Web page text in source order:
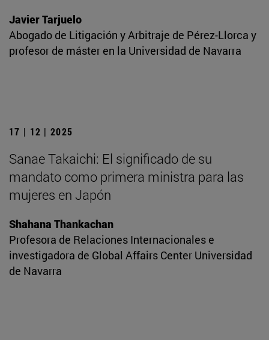
Javier Tarjuelo
Abogado de Litigación y Arbitraje de Pérez-Llorca y
profesor de máster en la Universidad de Navarra
17 | 12 | 2025
Sanae Takaichi: El significado de su
mandato como primera ministra para las
mujeres en Japón
Shahana Thankachan
Profesora de Relaciones Internacionales e
investigadora de Global Affairs Center Universidad
de Navarra